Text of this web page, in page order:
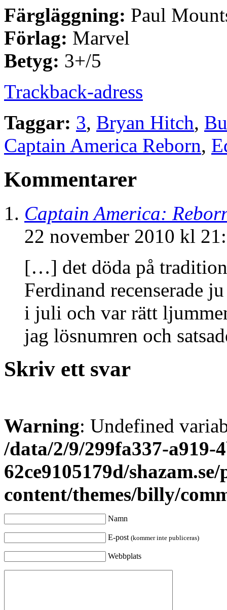
Färgläggning: Paul
Förlag: Marvel
Betyg: 3+/5
Trackback-adress
Taggar: 3, Bryan Hitch,
Captain America Reborn,
Kommentarer
Captain America:
22 november 2010 kl
[…] det döda på
Ferdinand recenserade
i juli och var rätt
jag lösnumren och
Skriv ett svar
Warning: Undefined
/data/2/9/299fa337-a919-
62ce9105179d/
content/themes/billy/
Namn
E-post (kommer inte publiceras)
Webbplats